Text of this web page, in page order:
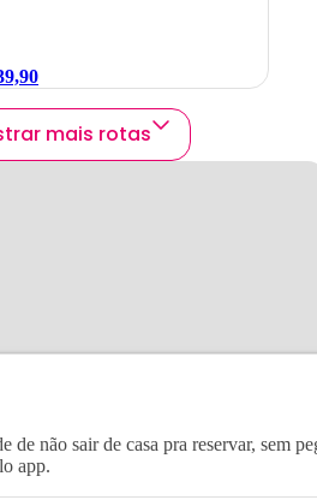
mais rotas
de não sair de casa pra reservar, sem
app.